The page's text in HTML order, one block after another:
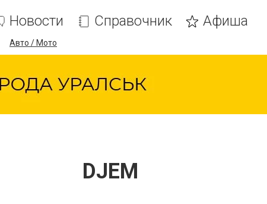
Новости Справочник Афиша
Авто / Мото
DJEM